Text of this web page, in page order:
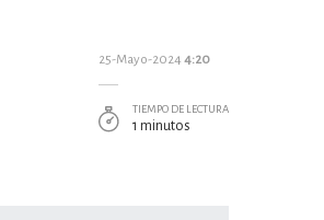
25-Mayo-2024 4:20
TIEMPO DE LECTURA
1 minutos